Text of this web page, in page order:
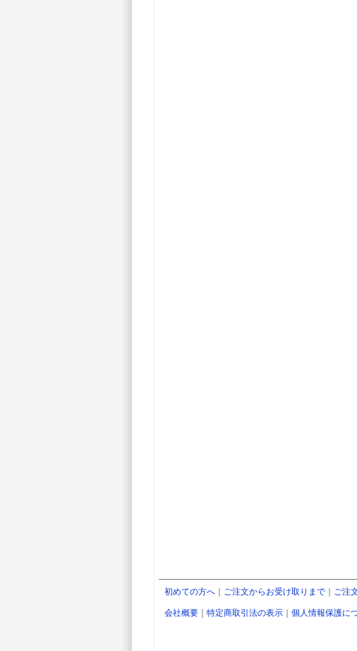
初めての方へ ご注文からお受け取りまで ご注
会社概要 特定商取引法の表示 個人情報保護に